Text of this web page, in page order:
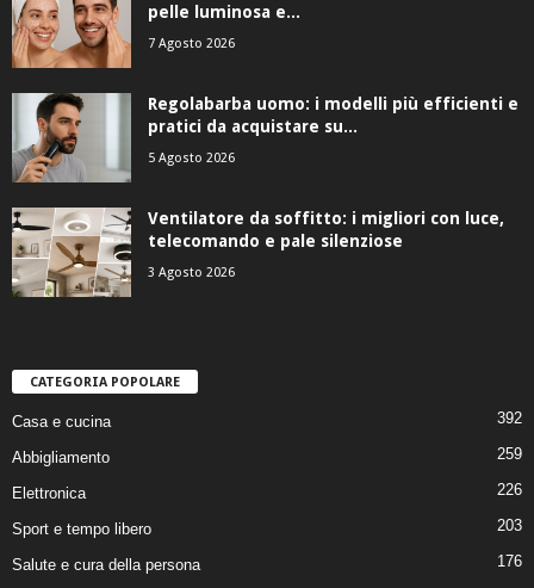
pelle luminosa e...
7 Agosto 2026
Regolabarba uomo: i modelli più efficienti e
pratici da acquistare su...
5 Agosto 2026
Ventilatore da soffitto: i migliori con luce,
telecomando e pale silenziose
3 Agosto 2026
CATEGORIA POPOLARE
Casa e cucina 392
Abbigliamento 259
Elettronica 226
Sport e tempo libero 203
Salute e cura della persona
176